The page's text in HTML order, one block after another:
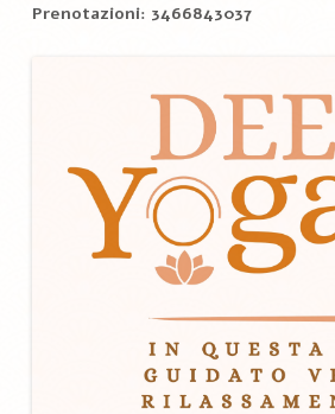
Prenotazioni: 3466843037